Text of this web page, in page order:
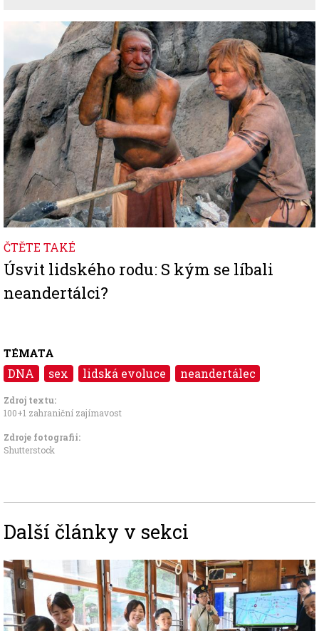
ČTĚTE TAKÉ
Úsvit lidského rodu: S kým se líbali
neandertálci?
TÉMATA
DNA sex lidská evoluce neandertálec
Zdroj textu:
100+1 zahraniční zajímavost
Zdroje fotografii:
Shutterstock
Další články v sekci
Image